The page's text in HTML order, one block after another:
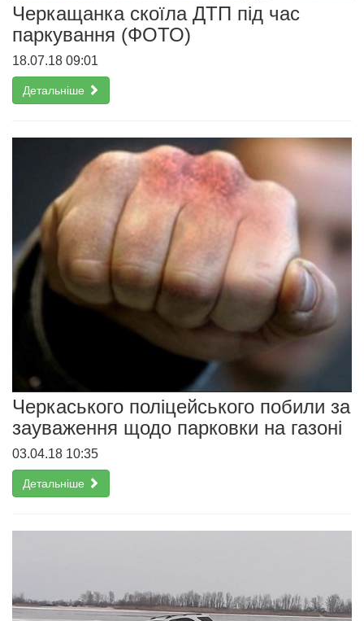
Черкащанка скоїла ДТП під час
паркування (ФОТО)
18.07.18 09:01
Детальніше
Черкаського поліцейського побили за
зауваження щодо парковки на газоні
03.04.18 10:35
Детальніше